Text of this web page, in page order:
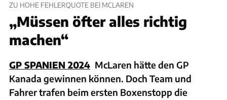
ZU HOHE FEHLERQUOTE BEI MCLAREN
„Müssen öfter alles richtig
machen“
GP SPANIEN 2024 McLaren hätte den GP
Kanada gewinnen können. Doch Team und
Fahrer trafen beim ersten Boxenstopp die